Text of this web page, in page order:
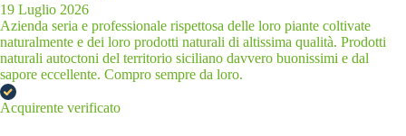
19 Luglio 2026
Azienda seria e professionale rispettosa delle loro piante coltivate
naturalmente e dei loro prodotti naturali di altissima qualità. Prodotti
naturali autoctoni del territorio siciliano davvero buonissimi e dal
sapore eccellente. Compro sempre da loro.
Acquirente verificato